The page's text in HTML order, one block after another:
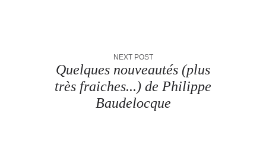
NEXT POST
Quelques nouveautés (plus
très fraiches...) de Philippe
Baudelocque